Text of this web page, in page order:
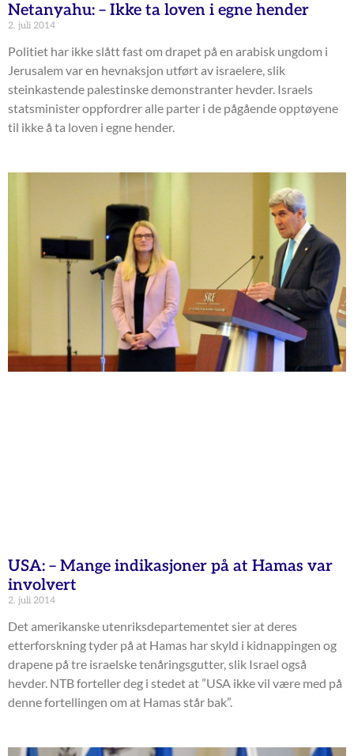
Netanyahu: – Ikke ta loven i egne hender
2. juli 2014
Politiet har ikke slått fast om drapet på en arabisk ungdom i
Jerusalem var en hevnaksjon utført av israelere, slik
steinkastende palestinske demonstranter hevder. Israels
statsminister oppfordrer alle parter i de pågående opptøyene
til ikke å ta loven i egne hender.
USA: – Mange indikasjoner på at Hamas var
involvert
2. juli 2014
Det amerikanske utenriksdepartementet sier at deres
etterforskning tyder på at Hamas har skyld i kidnappingen og
drapene på tre israelske tenåringsgutter, slik Israel også
hevder. NTB forteller deg i stedet at ”USA ikke vil være med på
denne fortellingen om at Hamas står bak”.